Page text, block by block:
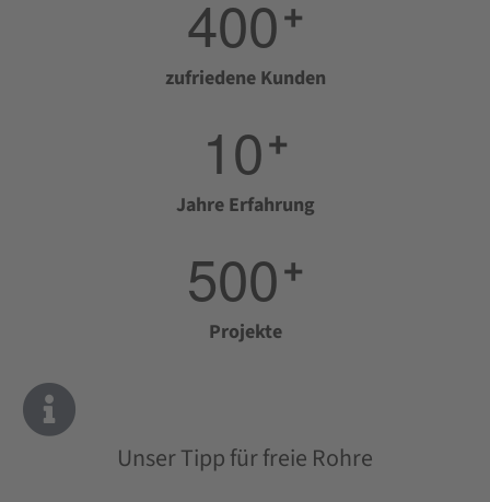
400+
zufriedene Kunden
10+
Jahre Erfahrung
500+
Projekte
Unser Tipp für freie Rohre